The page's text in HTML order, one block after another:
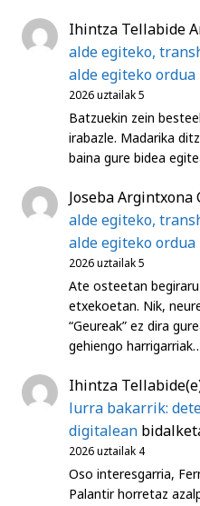
Ihintza Tellabide
alde egiteko,
alde egiteko
2026 uztailak 5
Batzuekin zein
irabazle. Madarika
baina gure bidea
Joseba Argintxona
alde egiteko,
alde egiteko
2026 uztailak 5
Ate osteetan
etxekoetan. Nik,
“Geureak” ez dira
gehiengo
Ihintza Tellabide
lurra bakarrik:
digitalean
2026 uztailak 4
Oso interesgarria,
Palantir horretaz